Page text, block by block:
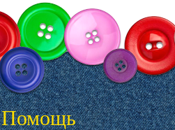
Помощь